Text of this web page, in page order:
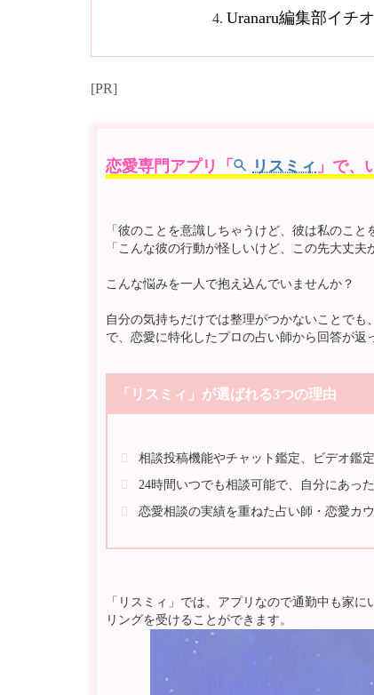
Uranaru編集部イチ
[PR]
恋愛専門アプリ「 リスミィ 」で、
「彼のことを意識しちゃうけど、彼は私のこと
「こんな彼の行動が怪しいけど、この先大丈夫
こんな悩みを一人で抱え込んでいませんか？
自分の気持ちだけでは整理がつかないことで
で、恋愛に特化したプロの占い師から回答が返
「リスミィ」が選ばれる3つの理由
相談投稿機能やチャット鑑定、ビデオ鑑
24時間いつでも相談可能で、自分にあっ
恋愛相談の実績を重ねた占い師・恋愛カ
「リスミィ」では、アプリなので通勤中も家
リングを受けることができます。